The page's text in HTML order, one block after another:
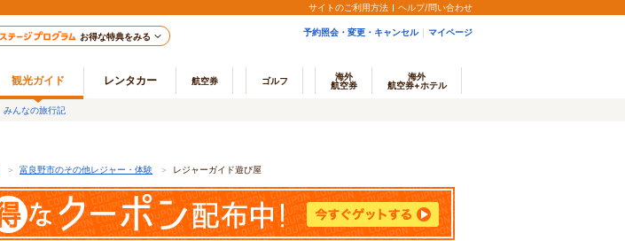
サイトのご利用方法 ヘルプ/問い合わせ
お得な特典をみる 予約照会・変更・キャンセル マイページ
観光ガイド レンタカー 航空券 ゴルフ
海外
航空券
海外
航空券+ホテル
みんなの旅行記
＞ 富良野市のその他レジャー・体験 ＞ レジャーガイド遊び屋